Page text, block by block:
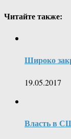
Читайте также:
Широко
19.05.2017
Власть в